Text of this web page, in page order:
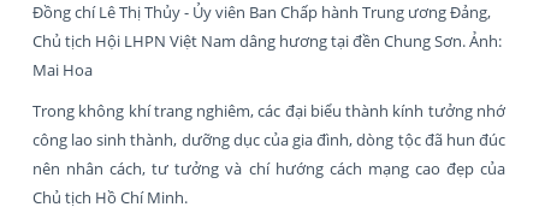
Đồng chí Lê Thị Thủy - Ủy viên Ban Chấp hành Trung ương Đảng,
Chủ tịch Hội LHPN Việt Nam dâng hương tại đền Chung Sơn. Ảnh:
Mai Hoa
Trong không khí trang nghiêm, các đại biểu thành kính tưởng nhớ
công lao sinh thành, dưỡng dục của gia đình, dòng tộc đã hun đúc
nên nhân cách, tư tưởng và chí hướng cách mạng cao đẹp của
Chủ tịch Hồ Chí Minh.